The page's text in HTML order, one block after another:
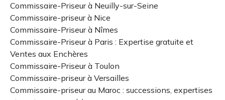
Commissaire-Priseur à Neuilly-sur-Seine
Commissaire-priseur à Nice
Commissaire-Priseur à Nîmes
Commissaire-Priseur à Paris : Expertise gratuite et
Ventes aux Enchères
Commissaire-Priseur à Toulon
Commissaire-priseur à Versailles
Commissaire-priseur au Maroc : successions, expertises